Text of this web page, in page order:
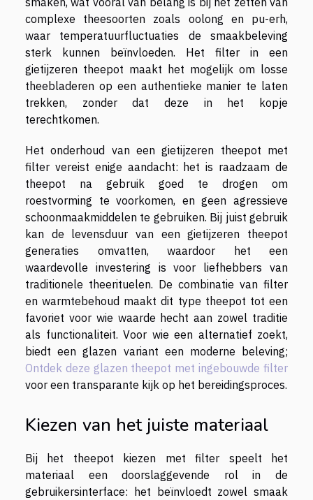
complexe theesoorten zoals oolong en pu-erh,
waar temperatuurfluctuaties de smaakbeleving
sterk kunnen beïnvloeden. Het filter in een
gietijzeren theepot maakt het mogelijk om losse
theebladeren op een authentieke manier te laten
trekken, zonder dat deze in het kopje
terechtkomen.
Het onderhoud van een gietijzeren theepot met
filter vereist enige aandacht: het is raadzaam de
theepot na gebruik goed te drogen om
roestvorming te voorkomen, en geen agressieve
schoonmaakmiddelen te gebruiken. Bij juist gebruik
kan de levensduur van een gietijzeren theepot
generaties omvatten, waardoor het een
waardevolle investering is voor liefhebbers van
traditionele theerituelen. De combinatie van filter
en warmtebehoud maakt dit type theepot tot een
favoriet voor wie waarde hecht aan zowel traditie
als functionaliteit. Voor wie een alternatief zoekt,
biedt een glazen variant een moderne beleving;
Ontdek deze glazen theepot met ingebouwde filter
voor een transparante kijk op het bereidingsproces.
Kiezen van het juiste materiaal
Bij het theepot kiezen met filter speelt het
materiaal een doorslaggevende rol in de
gebruikersinterface: het beïnvloedt zowel smaak